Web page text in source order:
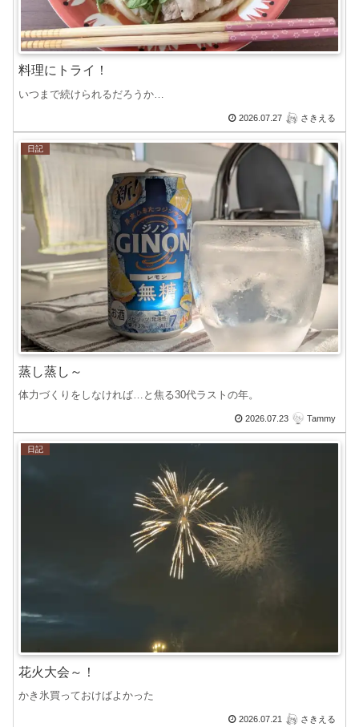
料理にトライ！
いつまで続けられるだろうか…
2026.07.27 さきえる
日記
蒸し蒸し～
体力づくりをしなければ…と焦る30代ラストの年。
2026.07.23 Tammy
日記
花火大会～！
かき氷買っておけばよかった
2026.07.21 さきえる